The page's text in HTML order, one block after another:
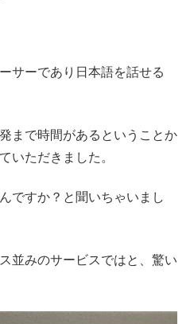
サーであり日本語を話せる
まで時間があるということか
いただきました。
ですか？と聞いちゃいまし
並みのサービスではと、驚い